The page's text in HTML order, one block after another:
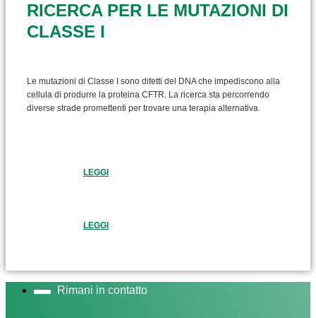
RICERCA PER LE MUTAZIONI DI
CLASSE I
Le mutazioni di Classe I sono difetti del DNA che impediscono alla
cellula di produrre la proteina CFTR. La ricerca sta percorrendo
diverse strade promettenti per trovare una terapia alternativa.
LEGGI
LEGGI
Rimani in contatto